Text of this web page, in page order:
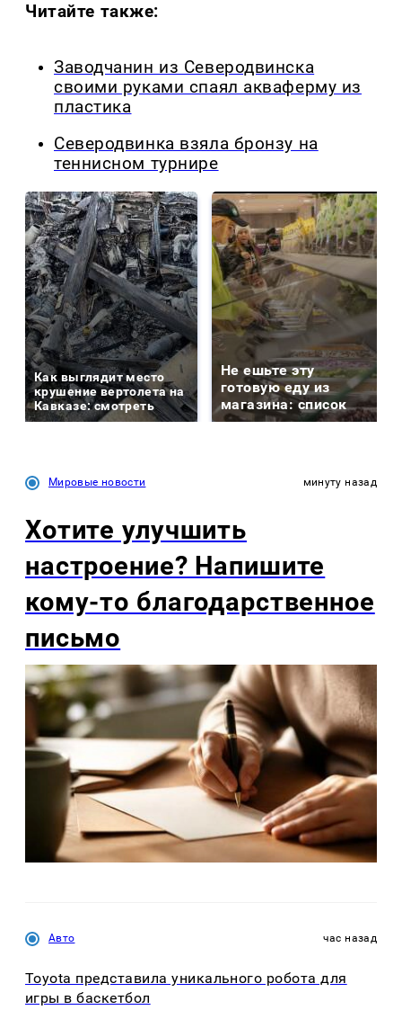
Читайте также:
Заводчанин из Северодвинска
своими руками спаял акваферму из
пластика
Северодвинка взяла бронзу на
теннисном турнире
Как выглядит место
крушение вертолета на
Кавказе: смотреть
Не ешьте эту
готовую еду из
магазина: список
Мировые новости минуту назад
Хотите улучшить
настроение? Напишите
кому-то благодарственное
письмо
Авто час назад
Toyota представила уникального робота для
игры в баскетбол